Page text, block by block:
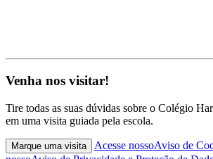
Venha nos visitar!
Tire todas as suas dúvidas sobre o Colégio
em uma visita guiada pela escola.
Marque uma visita Acesse nossoAviso de